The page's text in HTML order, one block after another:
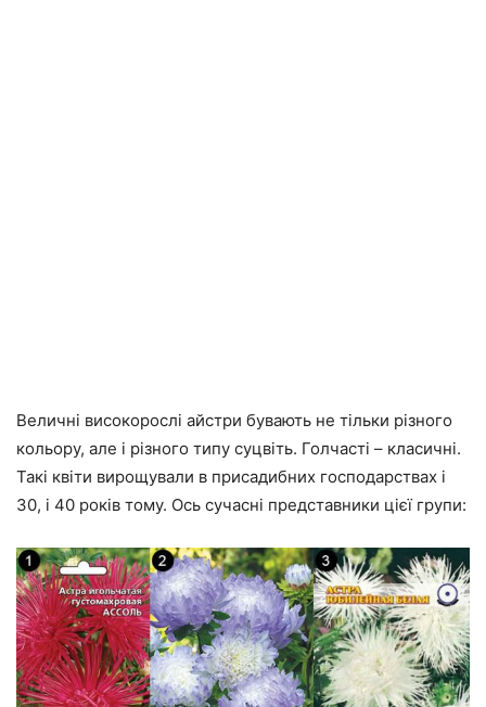
Величні високорослі айстри бувають не тільки різного
кольору, але і різного типу суцвіть. Голчасті – класичні.
Такі квіти вирощували в присадибних господарствах і
30, і 40 років тому. Ось сучасні представники цієї групи: